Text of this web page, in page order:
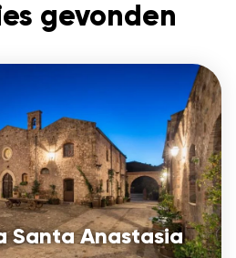
gevonden
Santa Anastasia